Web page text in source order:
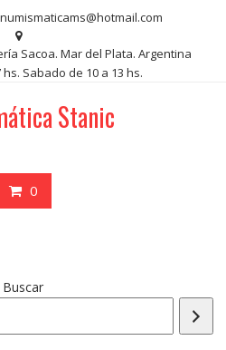
numismaticams@hotmail.com
Sacoa. Mar del Plata. Argentina
hs. Sabado de 10 a 13 hs.
Stanic
0
Buscar